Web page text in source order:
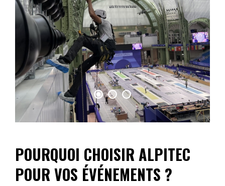
POURQUOI CHOISIR ALPITEC
POUR VOS ÉVÉNEMENTS ?